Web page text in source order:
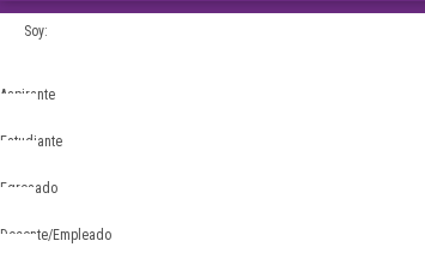
Soy:
Aspirante
Estudiante
Egresado
Docente/Empleado